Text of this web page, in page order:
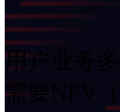
用户业务多
需要NFV